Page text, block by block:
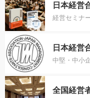
日本経営
経営セミナ
日本経営
中堅・中小
全国経営